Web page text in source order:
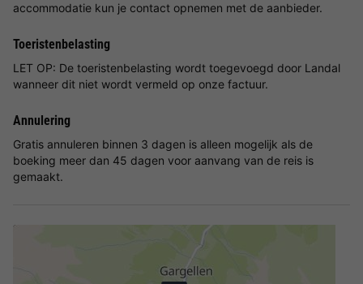
accommodatie kun je contact opnemen met de aanbieder.
Toeristenbelasting
LET OP: De toeristenbelasting wordt toegevoegd door Landal
wanneer dit niet wordt vermeld op onze factuur.
Annulering
Gratis annuleren binnen 3 dagen is alleen mogelijk als de
boeking meer dan 45 dagen voor aanvang van de reis is
gemaakt.